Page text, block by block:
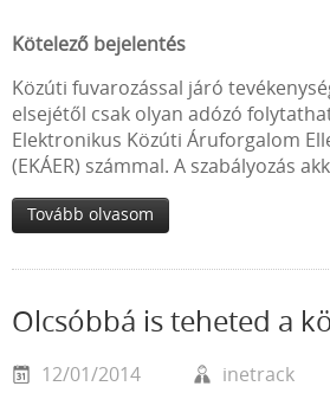
Kötelező bejelentés
Közúti fuvarozással járó
elsejétől csak olyan adózó
Elektronikus Közúti Áruforgalom
(EKÁER) számmal. A szabályozás
Tovább olvasom
Olcsóbbá is teheted a
12/01/2014 inetrack